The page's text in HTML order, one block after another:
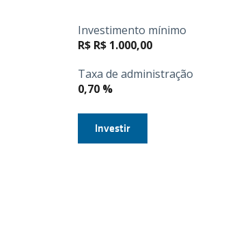
Investimento mínimo
R$ R$ 1.000,00
Taxa de administração
0,70 %
Investir